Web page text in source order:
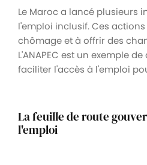
Le Maroc a lancé plusieurs
l'emploi inclusif. Ces
chômage et à offrir des
L'ANAPEC est un exemple
faciliter l'accès à l'emploi
La feuille de route
l'emploi